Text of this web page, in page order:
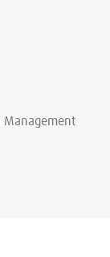
Management